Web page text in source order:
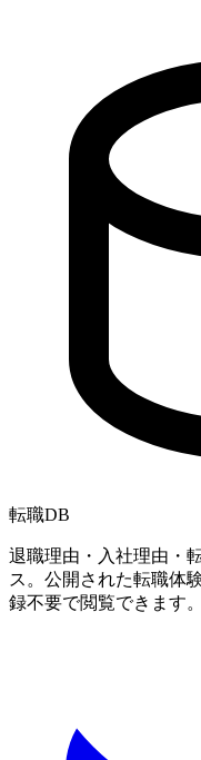
転職DB
退職理由・入社理由・
ス。公開された転職体
録不要で閲覧できます。